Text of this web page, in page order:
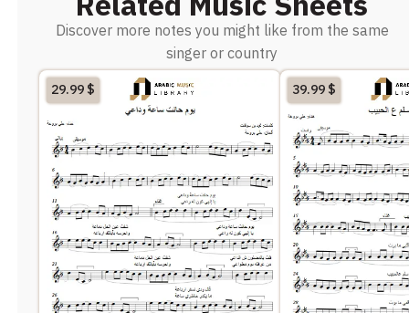
Discover more notes you might like from the same
singer or country
29.99$ 39.99$